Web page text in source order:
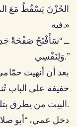
الحُزْنَ يَسْقُطُ مَعَ
فيه.»
ــ “سَأَفْتَحُ صَفْحَةً
وَلِنَفْسِي.”
بعد أن أنهيت
خفيفة على الباب
البيت من يطرق بتلك الطريقة إلا هو.
دخل عمي، “أبو